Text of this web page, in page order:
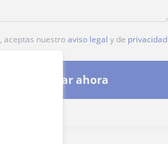
aceptas nuestroaviso legal y de privacidad
Contactar ahora